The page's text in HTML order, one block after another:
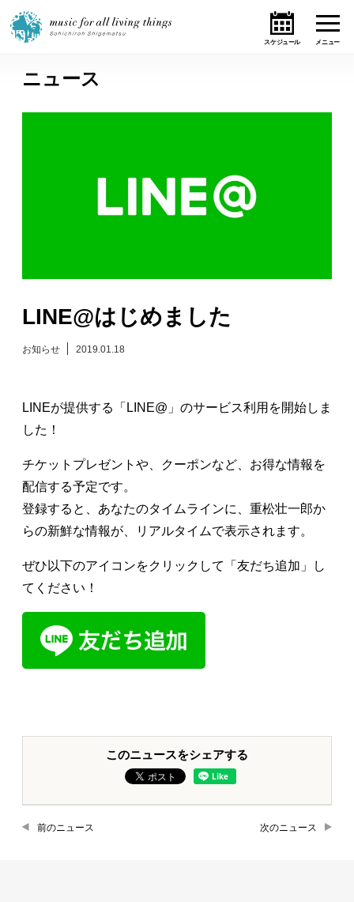
ホーム
ライブ・スケジュール
Specials
プロフィール
演奏依頼
お問い合わせ
ニュース
LINE@はじめました
お知らせ 2019.01.18
LINEが提供する「LINE@」のサービス利用を開始しま
した！
チケットプレゼントや、クーポンなど、お得な情報を
配信する予定です。
登録すると、あなたのタイムラインに、重松壮一郎か
らの新鮮な情報が、リアルタイムで表示されます。
ぜひ以下のアイコンをクリックして「友だち追加」し
てください！
このニュースをシェアする
前のニュース 次のニュース